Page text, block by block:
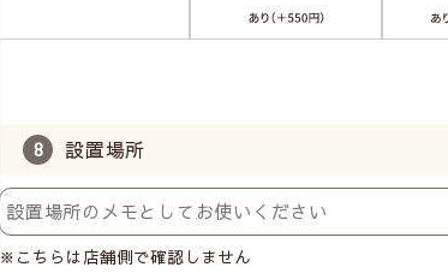
設置場所
※こちらは店舗側で確認しません